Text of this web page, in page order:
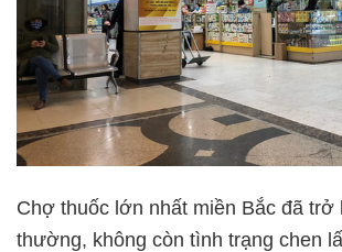
Chợ thuốc lớn nhất miền Bắc đã trở
thường, không còn tình trạng chen